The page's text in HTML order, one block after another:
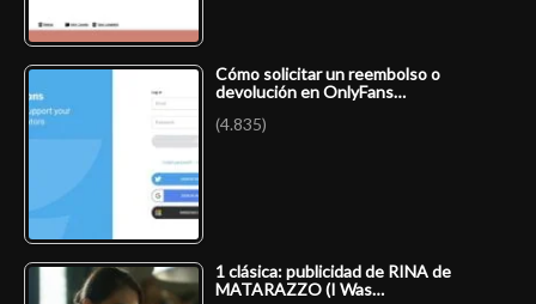
Cómo solicitar un reembolso o
devolución en OnlyFans…
(4.835)
1 clásica: publicidad de RINA de
MATARAZZO (I Was…